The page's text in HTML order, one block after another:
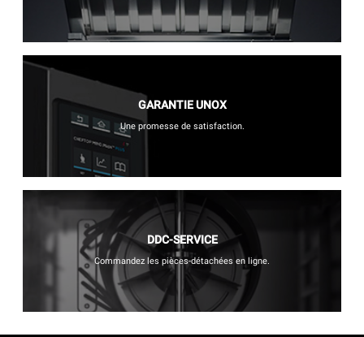
GARANTIE UNOX
Une promesse de satisfaction.
DDC-SERVICE
Commandez les pièces-détachées en ligne.